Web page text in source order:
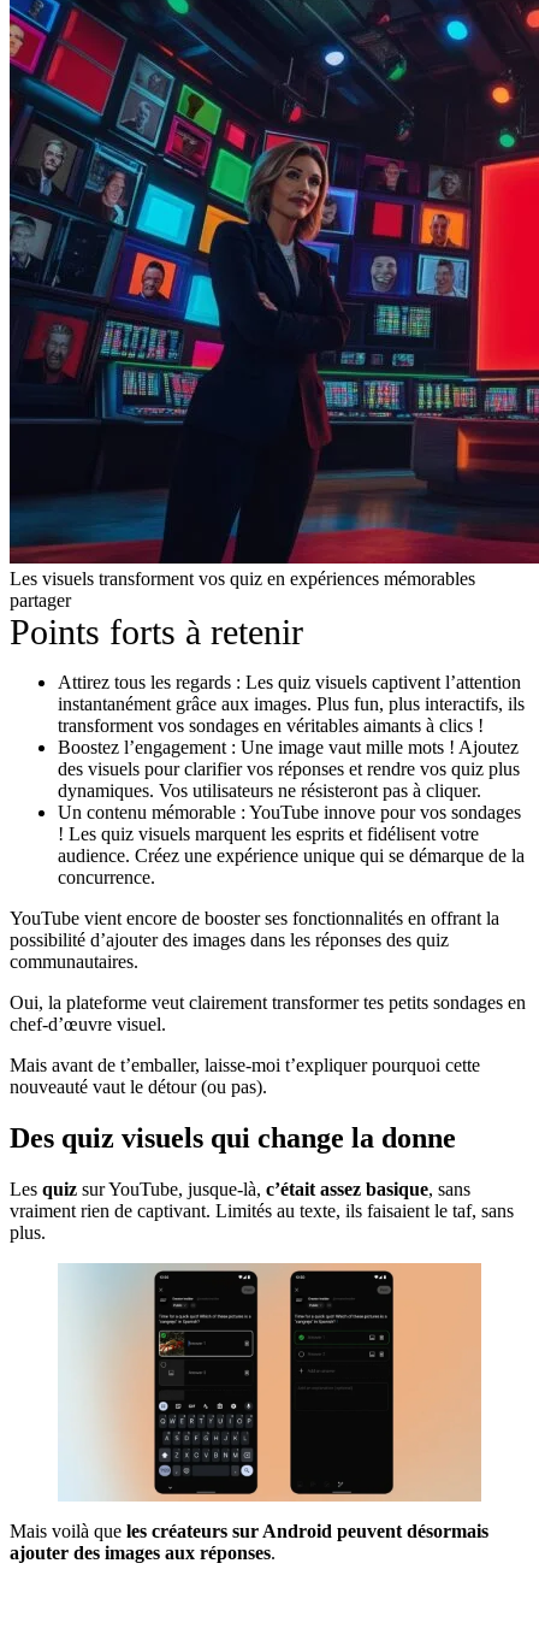
Les visuels transforment vos quiz en expériences mémorables
partager
Points forts à retenir
Attirez tous les regards : Les quiz visuels captivent l’attention
instantanément grâce aux images. Plus fun, plus interactifs, ils
transforment vos sondages en véritables aimants à clics !
Boostez l’engagement : Une image vaut mille mots ! Ajoutez
des visuels pour clarifier vos réponses et rendre vos quiz plus
dynamiques. Vos utilisateurs ne résisteront pas à cliquer.
Un contenu mémorable : YouTube innove pour vos sondages
! Les quiz visuels marquent les esprits et fidélisent votre
audience. Créez une expérience unique qui se démarque de la
concurrence.
YouTube vient encore de booster ses fonctionnalités en offrant la
possibilité d’ajouter des images dans les réponses des quiz
communautaires.
Oui, la plateforme veut clairement transformer tes petits sondages en
chef-d’œuvre visuel.
Mais avant de t’emballer, laisse-moi t’expliquer pourquoi cette
nouveauté vaut le détour (ou pas).
Des quiz visuels qui change la donne
Les quiz sur YouTube, jusque-là, c’était assez basique, sans
vraiment rien de captivant. Limités au texte, ils faisaient le taf, sans
plus.
Mais voilà que les créateurs sur Android peuvent désormais
ajouter des images aux réponses.